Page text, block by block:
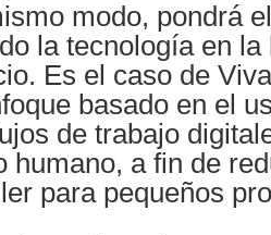
modo, pondrá
la tecnología en la
Es el caso de
basado en el
de trabajo
humano, a fin de
para pequeños